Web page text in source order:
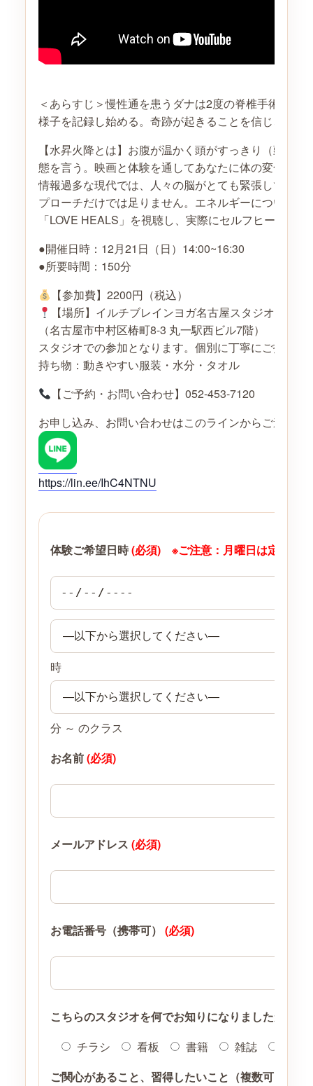
＜あらすじ＞慢性通を患うダナは2度の脊椎手術を受
様子を記録し始める。奇跡が起きることを信じ、そ
【水昇火降とは】お腹が温かく頭がすっきり（頭寒
態を言う。映画と体験を通してあなたに体の変化を体
情報過多な現代では、人々の脳がとても緊張してい
プローチだけでは足りません。エネルギーについて
「LOVE HEALS」を視聴し、実際にセルフヒーリン
●開催日時：12月21日（日）14:00~16:30
●所要時間：150分
【参加費】2200円（税込）
【場所】イルチブレインヨガ名古屋スタジオ
（名古屋市中村区椿町8-3 丸一駅西ビル7階）
スタジオでの参加となります。個別に丁寧にご指導さ
持ち物：動きやすい服装・水分・タオル
【ご予約・お問い合わせ】052-453-7120
お申し込み、お問い合わせはこのラインからご連絡く
https://lin.ee/IhC4NTNU
体験ご希望日時(必須) ※ご注意：月曜日は定休日
時
分 ～ のクラス
お名前(必須)
メールアドレス (必須)
お電話番号（携帯可） (必須)
こちらのスタジオを何でお知りになりましたか？
チラシ
看板 書籍 雑誌
ご関心があること、習得したいこと（複数可）